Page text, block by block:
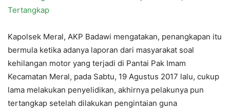
Tertangkap
Kapolsek Meral, AKP Badawi mengatakan, penangkapan itu
bermula ketika adanya laporan dari masyarakat soal
kehilangan motor yang terjadi di Pantai Pak Imam
Kecamatan Meral, pada Sabtu, 19 Agustus 2017 lalu, cukup
lama melakukan penyelidikan, akhirnya pelakunya pun
tertangkap setelah dilakukan pengintaian guna